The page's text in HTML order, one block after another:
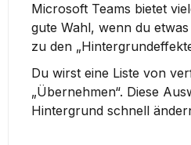
Microsoft Teams bietet
gute Wahl, wenn du
zu den
Du wirst eine Liste von
„Übernehmen“. Diese
Hintergrund schnell